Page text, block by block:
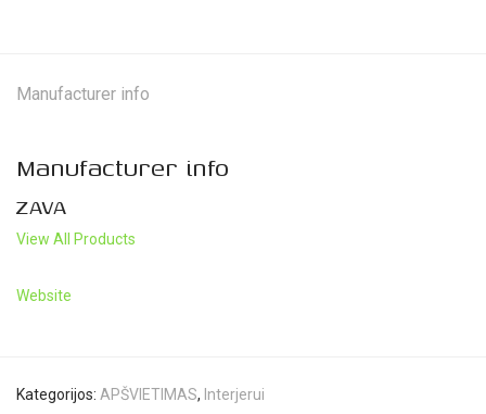
Manufacturer info
Manufacturer info
ZAVA
View All Products
Website
Kategorijos: APŠVIETIMAS, Interjerui